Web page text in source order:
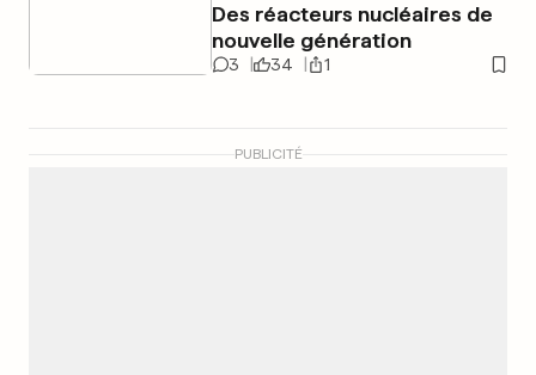
Des réacteurs nucléaires de
nouvelle génération
3 34 1
PUBLICITÉ